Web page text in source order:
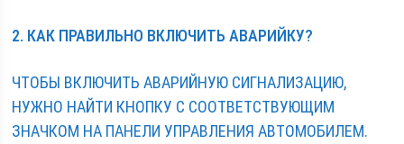
2. КАК ПРАВИЛЬНО ВКЛЮЧИТЬ АВАРИЙКУ?
ЧТОБЫ ВКЛЮЧИТЬ АВАРИЙНУЮ СИГНАЛИЗАЦИЮ,
НУЖНО НАЙТИ КНОПКУ С СООТВЕТСТВУЮЩИМ
ЗНАЧКОМ НА ПАНЕЛИ УПРАВЛЕНИЯ АВТОМОБИЛЕМ.